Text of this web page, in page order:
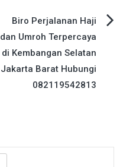
Biro Perjalanan Haji
dan Umroh Terpercaya
di Kembangan Selatan
Jakarta Barat Hubungi
082119542813